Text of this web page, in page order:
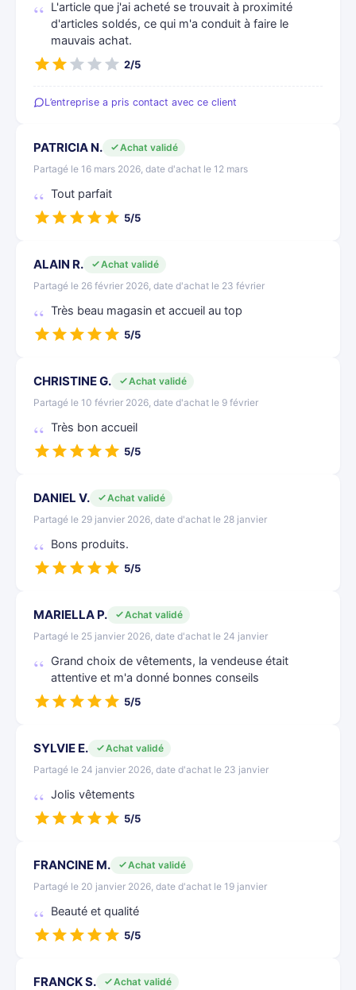
L'article que j'ai acheté se trouvait à proximité
d'articles soldés, ce qui m'a conduit à faire le
mauvais achat.
2/5
L’entreprise a pris contact avec ce client
PATRICIA N.
Achat validé
Partagé le 16 mars 2026, date d'achat le 12 mars
Tout parfait
5/5
ALAIN R.
Achat validé
Partagé le 26 février 2026, date d'achat le 23 février
Très beau magasin et accueil au top
5/5
CHRISTINE G.
Achat validé
Partagé le 10 février 2026, date d'achat le 9 février
Très bon accueil
5/5
DANIEL V.
Achat validé
Partagé le 29 janvier 2026, date d'achat le 28 janvier
Bons produits.
5/5
MARIELLA P.
Achat validé
Partagé le 25 janvier 2026, date d'achat le 24 janvier
Grand choix de vêtements, la vendeuse était
attentive et m'a donné bonnes conseils
5/5
SYLVIE E.
Achat validé
Partagé le 24 janvier 2026, date d'achat le 23 janvier
Jolis vêtements
5/5
FRANCINE M.
Achat validé
Partagé le 20 janvier 2026, date d'achat le 19 janvier
Beauté et qualité
5/5
FRANCK S.
Achat validé